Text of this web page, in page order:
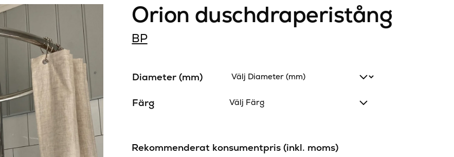
Orion duschdraperistång
BP
Diameter (mm)
Färg
Välj Färg
Rekommenderat konsumentpris (inkl. moms)